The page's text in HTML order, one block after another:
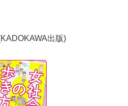
出版)